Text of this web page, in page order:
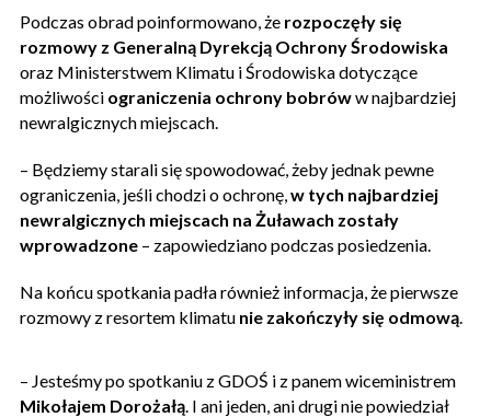
Podczas obrad poinformowano, że rozpoczęły się
rozmowy z Generalną Dyrekcją Ochrony Środowiska
oraz Ministerstwem Klimatu i Środowiska dotyczące
możliwości ograniczenia ochrony bobróww najbardziej
newralgicznych miejscach.
– Będziemy starali się spowodować, żeby jednak pewne
ograniczenia, jeśli chodzi o ochronę, w tych najbardziej
newralgicznych miejscach na Żuławach zostały
wprowadzone – zapowiedziano podczas posiedzenia.
Na końcu spotkania padła również informacja, że pierwsze
rozmowy z resortem klimatu nie zakończyły się odmową
– Jesteśmy po spotkaniu z GDOŚ i z panem wiceministrem
Mikołajem Dorożałą . I ani jeden, ani drugi nie powiedział